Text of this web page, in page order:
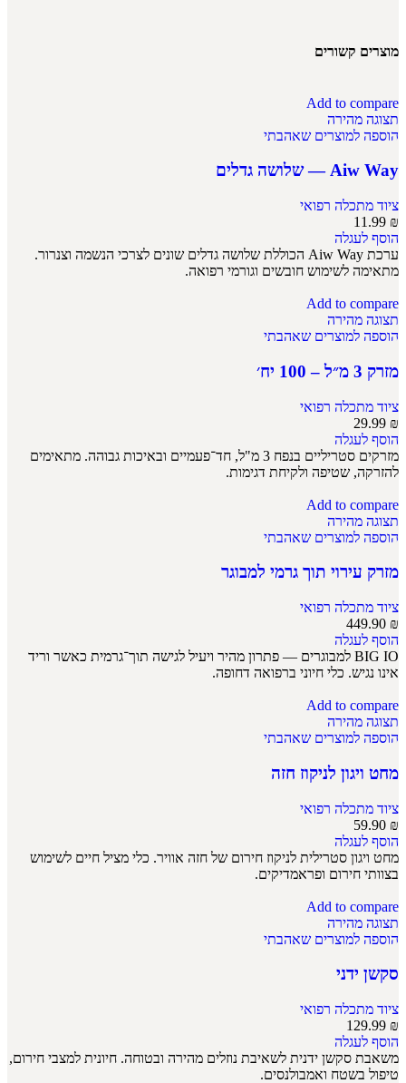
מוצרים קשורים
Add to compare
תצוגה מהירה
הוספה למוצרים שאהבתי
Aiw Way — שלושה גדלים
ציוד מתכלה רפואי
11.99 ₪
הוסף לעגלה
ערכת Aiw Way הכוללת שלושה גדלים שונים לצרכי הנשמה וצנרור.
מתאימה לשימוש חובשים וגורמי רפואה.
Add to compare
תצוגה מהירה
הוספה למוצרים שאהבתי
מזרק 3 מ״ל – 100 יח׳
ציוד מתכלה רפואי
29.99 ₪
הוסף לעגלה
מזרקים סטריליים בנפח 3 מ"ל, חד־פעמיים ובאיכות גבוהה. מתאימים
להזרקה, שטיפה ולקיחת דגימות.
Add to compare
תצוגה מהירה
הוספה למוצרים שאהבתי
מזרק עירוי תוך גרמי למבוגר
ציוד מתכלה רפואי
449.90 ₪
הוסף לעגלה
BIG IO למבוגרים — פתרון מהיר ויעיל לגישה תוך־גרמית כאשר וריד
אינו נגיש. כלי חיוני ברפואה דחופה.
Add to compare
תצוגה מהירה
הוספה למוצרים שאהבתי
מחט ויגון לניקוז חזה
ציוד מתכלה רפואי
59.90 ₪
הוסף לעגלה
מחט ויגון סטרילית לניקוז חירום של חזה אוויר. כלי מציל חיים לשימוש
בצוותי חירום ופראמדיקים.
Add to compare
תצוגה מהירה
הוספה למוצרים שאהבתי
סקשן ידני
ציוד מתכלה רפואי
129.99 ₪
הוסף לעגלה
משאבת סקשן ידנית לשאיבת נוזלים מהירה ובטוחה. חיונית למצבי חירום,
טיפול בשטח ואמבולנסים.